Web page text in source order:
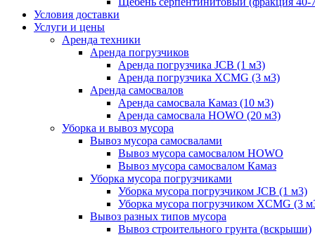
Условия доставки
Услуги и цены
Аренда техники
Аренда погрузчиков
Аренда погрузчика JCB (1 м3)
Аренда погрузчика XCMG (3 м3)
Аренда самосвалов
Аренда самосвала Камаз (10 м3)
Аренда самосвала HOWO (20 м3)
Уборка и вывоз мусора
Вывоз мусора самосвалами
Вывоз мусора самосвалом HOWO
Вывоз мусора самосвалом Камаз
Уборка мусора погрузчиками
Уборка мусора погрузчиком JCB (1 м3)
Уборка мусора погрузчиком XCMG (3
Вывоз разных типов мусора
Вывоз строительного грунта (вскрыши)